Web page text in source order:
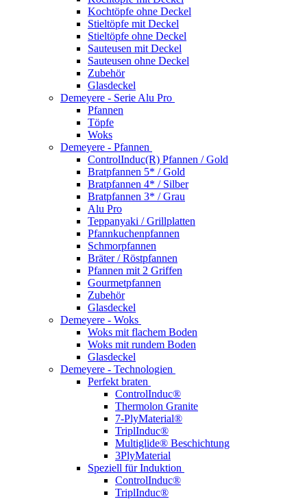
Kochtöpfe ohne Deckel
Stieltöpfe mit Deckel
Stieltöpfe ohne Deckel
Sauteusen mit Deckel
Sauteusen ohne Deckel
Zubehör
Glasdeckel
Demeyere - Serie Alu Pro
Pfannen
Töpfe
Woks
Demeyere - Pfannen
ControlInduc(R) Pfannen / Gold
Bratpfannen 5* / Gold
Bratpfannen 4* / Silber
Bratpfannen 3* / Grau
Alu Pro
Teppanyaki / Grillplatten
Pfannkuchenpfannen
Schmorpfannen
Bräter / Röstpfannen
Pfannen mit 2 Griffen
Gourmetpfannen
Zubehör
Glasdeckel
Demeyere - Woks
Woks mit flachem Boden
Woks mit rundem Boden
Glasdeckel
Demeyere - Technologien
Perfekt braten
ControlInduc®
Thermolon Granite
7-PlyMaterial®
TriplInduc®
Multiglide® Beschichtung
3PlyMaterial
Speziell für Induktion
ControlInduc®
TriplInduc®